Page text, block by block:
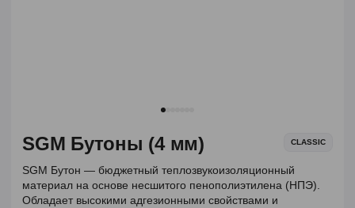
SGM Бутоны (4 мм) CLASSIC
SGM Бутон — бюджетный теплозвукоизоляционный
материал на основе несшитого пенополиэтилена (НПЭ).
Обладает высокими адгезионными свойствами и